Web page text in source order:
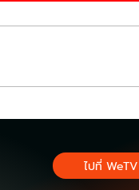
ไปที่ WeTV